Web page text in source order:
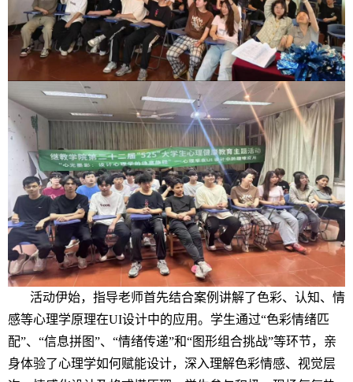
活动伊始，指导老师首先结合案例讲解了色彩、认知、情
感等心理学原理在UI设计中的应用。学生通过“色彩情绪匹
配”、“信息拼图”、“情绪传递”和“图形组合挑战”等环节，亲
身体验了心理学如何赋能设计，深入理解色彩情感、视觉层